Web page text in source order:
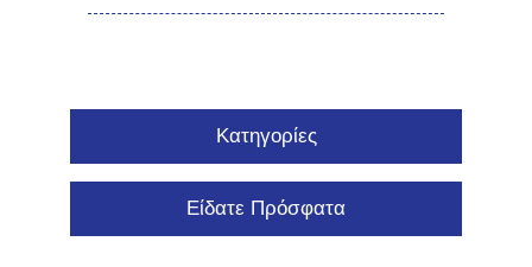
Κατηγορίες
Είδατε Πρόσφατα